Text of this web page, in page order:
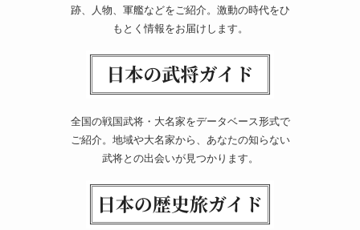
跡、人物、軍艦などをご紹介。激動の時代をひ
もとく情報をお届けします。
全国の戦国武将・大名家をデータベース形式で
ご紹介。地域や大名家から、あなたの知らない
武将との出会いが見つかります。